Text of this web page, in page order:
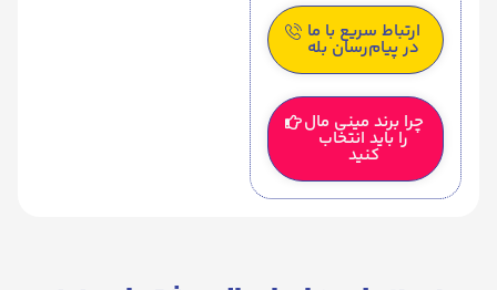
ارتباط سریع با ما
در پیام‌رسان بله
چرا برند مینی مال
را باید انتخاب
کنید